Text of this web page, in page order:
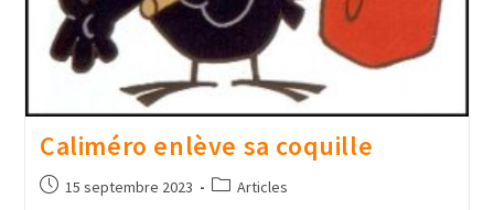
Caliméro enlève sa coquille
15 septembre 2023 Articles